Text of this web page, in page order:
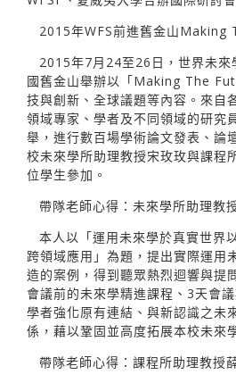
2015年WFS前進舊金山Making
2015年7月24至26日，世界未來
國舊金山舉辦以「Making The
技與創新、全球議題等內容。來自
領域專家、學者及不同領域的研究
舉，進行數百場學術論文發表、論
校未來學所助理教授宋玫玫與課程
位學生參加。
帶隊老師心得：未來學所助理教
本人以「運用未來學於真實世界
跨領域應用」為題，提出實際運用
造的案例，得到聽眾熱烈迴響與提
會議前的未來學精進課程、3天會
學者強化原有連結、與新認識之未
係，藉以鞏固並高度拓展本校未來
帶隊老師心得：課程所助理教授